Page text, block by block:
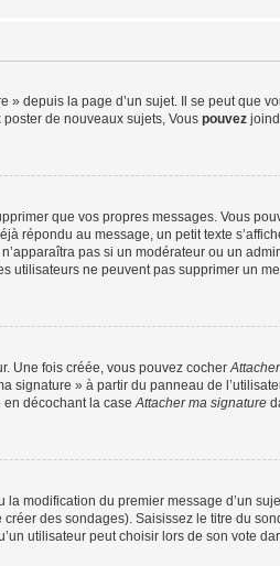
depuis la page d’un sujet. Il se peut que
poster de nouveaux sujets, Vous pouvez
que vos propres messages. Vous
répondu au message, un petit texte
pas si un modérateur ou un
utilisateurs ne peuvent pas supprimer un
Une fois créée, vous pouvez cocher
signature » à partir du panneau de
en décochant la caseAttacher ma signature
modification du premier message d’un
des sondages). Saisissez le titre du
utilisateur peut choisir lors de son vote